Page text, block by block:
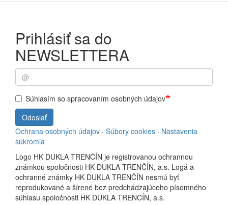
Prihlásiť sa do
NEWSLETTERA
Súhlasím so spracovaním osobných údajov
Odoslať
Ochrana osobných údajov · Súbory cookies · Nastavenia
súkromia
Logo HK DUKLA TRENČÍN je registrovanou ochrannou
známkou spoločnosti HK DUKLA TRENČÍN, a.s. Logá a
ochranné známky HK DUKLA TRENČÍN nesmú byť
reprodukované a šírené bez predchádzajúceho písomného
súhlasu spoločnosti HK DUKLA TRENČÍN, a.s.